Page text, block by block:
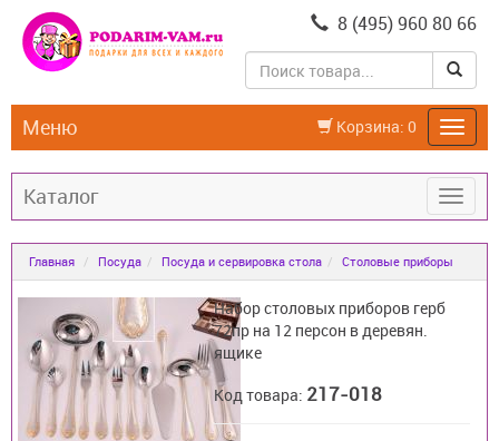
8 (495) 960 80 66
Корзина: 0
Меню
Каталог
Главная Посуда Посуда и сервировка стола Столовые приборы
Набор столовых приборов герб
72пр на 12 персон в деревян.
ящике
Код товара: 217-018